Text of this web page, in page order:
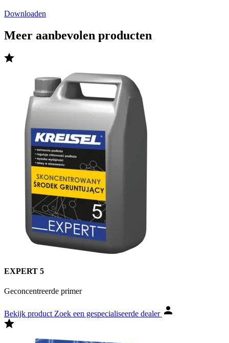
Downloaden
Meer aanbevolen producten
EXPERT 5
Geconcentreerde primer
Bekijk product Zoek een gespecialiseerde dealer